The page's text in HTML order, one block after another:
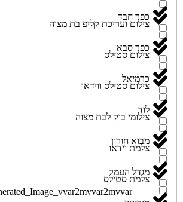
צילום ועריכת קליפ בת מצוה
צילום סטילס
צילום סטילס ווידאו
צילומי בוק לבת מצוה
צלמת וידאו
צלמת סטילס
כפר חבד
כפר סבא
כרמיאל
לוד
מבוא חורון
מגדל העמק